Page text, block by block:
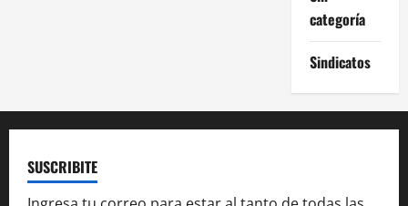
categoría
Sindicatos
SUSCRIBITE